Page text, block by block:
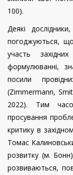
100).
Деякі
погоджуються,
участь
формулюванні,
посили
(Zimmermann,
2022). Тим
просування
критику в
Томас
розвитку (м.
розвиваються,